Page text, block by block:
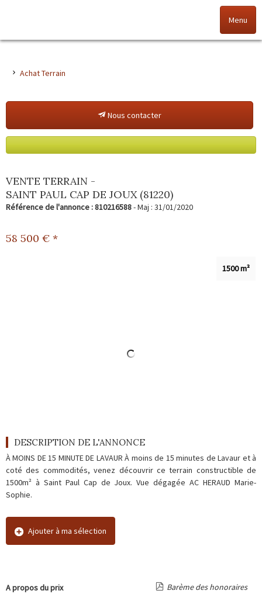
Menu
Vendez votre bien
Alerte immo
Gestion
Achat Terrain
Nous contacter
VENTE TERRAIN -
SAINT PAUL CAP DE JOUX (81220)
Référence de l'annonce : 810216588- Maj : 31/01/2020
58 500 € *
1500 m²
DESCRIPTION DE L'ANNONCE
À MOINS DE 15 MINUTE DE LAVAUR À moins de 15 minutes de Lavaur et à
coté des commodités, venez découvrir ce terrain constructible de
1500m² à Saint Paul Cap de Joux. Vue dégagée AC HERAUD Marie-
Sophie.
Ajouter à ma sélection
A propos du prix
Barème des honoraires